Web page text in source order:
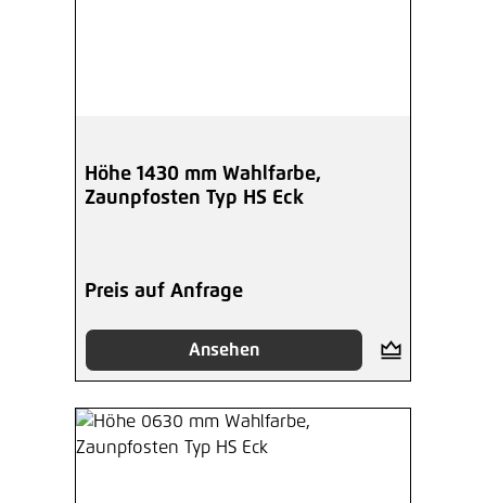
Höhe 1430 mm Wahlfarbe,
Zaunpfosten Typ HS Eck
Preis auf Anfrage
Ansehen